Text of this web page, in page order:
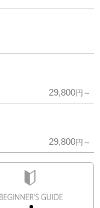
29,800円～
29,800円～